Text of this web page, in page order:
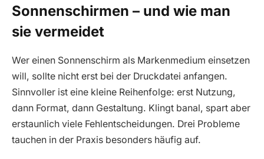
Sonnenschirmen – und wie man
sie vermeidet
Wer einen Sonnenschirm als Markenmedium einsetzen
will, sollte nicht erst bei der Druckdatei anfangen.
Sinnvoller ist eine kleine Reihenfolge: erst Nutzung,
dann Format, dann Gestaltung. Klingt banal, spart aber
erstaunlich viele Fehlentscheidungen. Drei Probleme
tauchen in der Praxis besonders häufig auf.